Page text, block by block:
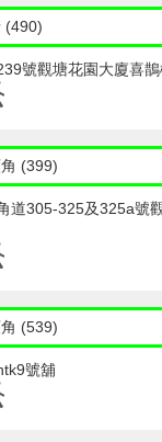
(490)
號觀塘花園大廈喜
(399)
道305-325及325a號
(539)
號舖